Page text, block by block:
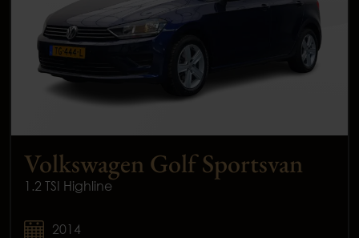
Volkswagen Golf Sportsvan
1.2 TSI Highline
2014